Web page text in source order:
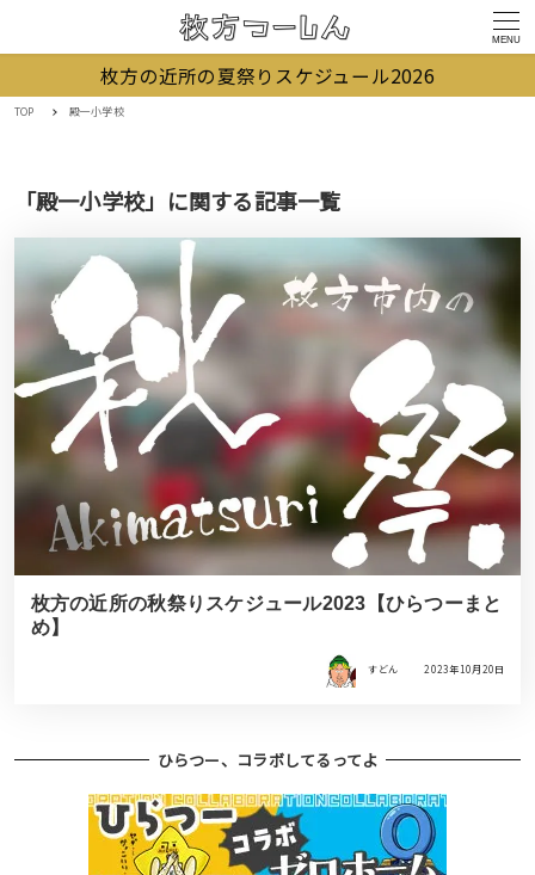
MENU
枚方の近所の夏祭りスケジュール2026
TOP 殿一小学校
「殿一小学校」に関する記事一覧
枚方の近所の秋祭りスケジュール2023【ひらつーまと
め】
すどん 2023年10月20日
ひらつー、コラボしてるってよ